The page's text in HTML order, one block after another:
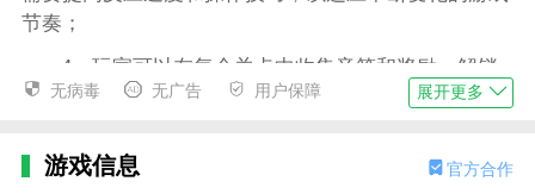
节奏；
4、玩家可以在每个关卡中收集音符和奖励，解锁
新的关卡、球体外观或特别的音乐。
1、玩家通过点击或滑动屏幕来控制弹跳球的运
无病毒 无广告 用户保障 展开更多
游戏信息 官方合作